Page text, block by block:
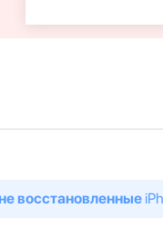
восстановленные